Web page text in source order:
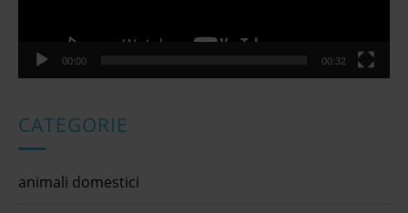
00:00 00:32
CATEGORIE
animali domestici